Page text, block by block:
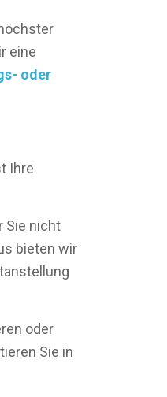
eine
oder
Ihre
Sie nicht
bieten wir
oder
Sie in